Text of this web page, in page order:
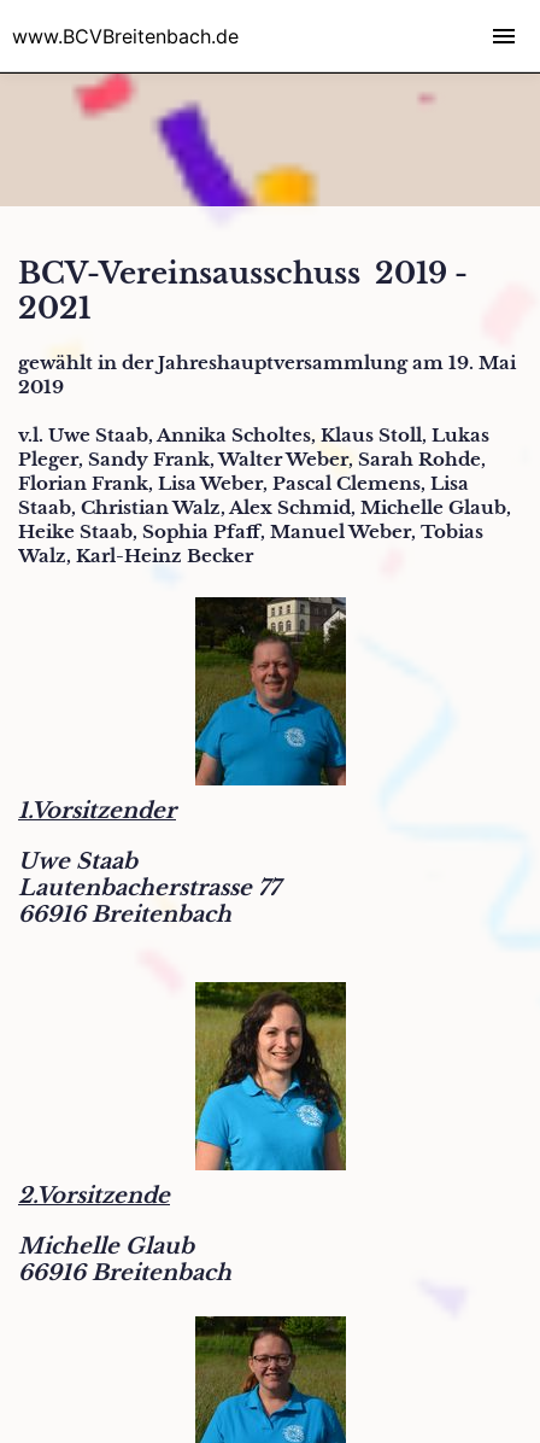
BCV-Vereinsausschuss 2019 -
2021
gewählt in der Jahreshauptversammlung am 19. Mai
2019
v.l. Uwe Staab, Annika Scholtes, Klaus Stoll, Lukas
Pleger, Sandy Frank, Walter Weber, Sarah Rohde,
Florian Frank, Lisa Weber, Pascal Clemens, Lisa
Staab, Christian Walz, Alex Schmid, Michelle Glaub,
Heike Staab, Sophia Pfaff, Manuel Weber, Tobias
Walz, Karl-Heinz Becker
1.Vorsitzender
Uwe Staab
Lautenbacherstrasse 77
66916 Breitenbach
2.Vorsitzende
Michelle Glaub
66916 Breitenbach
www.BCVBreitenbach.de